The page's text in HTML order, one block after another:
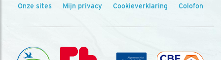
Onze sites Mijn privacy Cookieverklaring Colofon